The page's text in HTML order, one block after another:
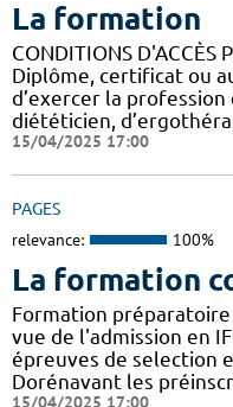
La formation
CONDITIONS
Diplôme, certificat ou
d’exercer la profession
diététicien,
15/04/2025 17:00
PAGES
relevance: 100%
La formation
Formation
vue de l'admission en
épreuves de selection
Dorénavant les
15/04/2025 17:00